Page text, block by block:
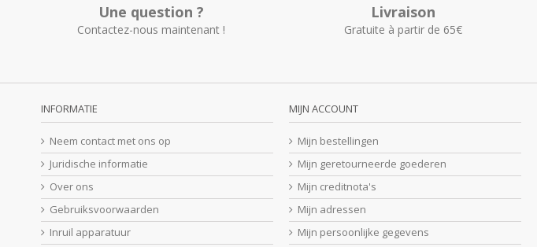
Une question ?
Contactez-nous maintenant !
Livraison
Gratuite à partir de 65€
INFORMATIE
Neem contact met ons op
Juridische informatie
Over ons
Gebruiksvoorwaarden
Inruil apparatuur
MIJN ACCOUNT
Mijn bestellingen
Mijn geretourneerde goederen
Mijn creditnota's
Mijn adressen
Mijn persoonlijke gegevens